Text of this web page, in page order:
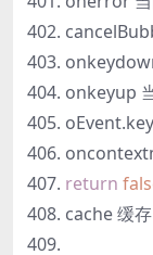
onkeyup
return
cache 缓存